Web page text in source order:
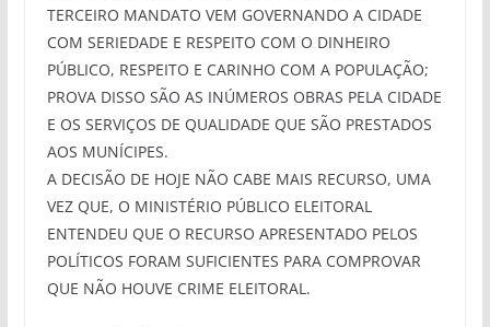
TERCEIRO MANDATO VEM GOVERNANDO A CIDADE
COM SERIEDADE E RESPEITO COM O DINHEIRO
PÚBLICO, RESPEITO E CARINHO COM A POPULAÇÃO;
PROVA DISSO SÃO AS INÚMEROS OBRAS PELA CIDADE
E OS SERVIÇOS DE QUALIDADE QUE SÃO PRESTADOS
AOS MUNÍCIPES.
A DECISÃO DE HOJE NÃO CABE MAIS RECURSO, UMA
VEZ QUE, O MINISTÉRIO PÚBLICO ELEITORAL
ENTENDEU QUE O RECURSO APRESENTADO PELOS
POLÍTICOS FORAM SUFICIENTES PARA COMPROVAR
QUE NÃO HOUVE CRIME ELEITORAL.